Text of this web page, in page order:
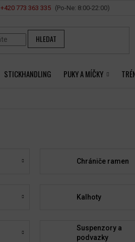
+420 ‭773 363 335
HLEDAT
STICKHANDLING PUKY A MÍČKY
Chrániče ramen
Kalhoty
Suspenzory a
podvazky